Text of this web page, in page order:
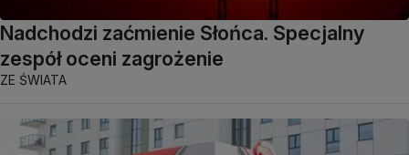
Nadchodzi zaćmienie Słońca. Specjalny
zespół oceni zagrożenie
ZE ŚWIATA